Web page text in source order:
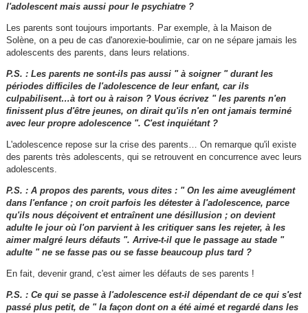
l'adolescent mais aussi pour le psychiatre ?
Les parents sont toujours importants. Par exemple, à la Maison de
Solène, on a peu de cas d'anorexie-boulimie, car on ne sépare jamais les
adolescents des parents, dans leurs relations.
P.S. : Les parents ne sont-ils pas aussi " à soigner " durant les
périodes difficiles de l'adolescence de leur enfant, car ils
culpabilisent…à tort ou à raison ? Vous écrivez " les parents n'en
finissent plus d'être jeunes, on dirait qu'ils n'en ont jamais terminé
avec leur propre adolescence ". C'est inquiétant ?
L'adolescence repose sur la crise des parents… On remarque qu'il existe
des parents très adolescents, qui se retrouvent en concurrence avec leurs
adolescents.
P.S. : A propos des parents, vous dites : " On les aime aveuglément
dans l'enfance ; on croit parfois les détester à l'adolescence, parce
qu'ils nous déçoivent et entraînent une désillusion ; on devient
adulte le jour où l'on parvient à les critiquer sans les rejeter, à les
aimer malgré leurs défauts ". Arrive-t-il que le passage au stade "
adulte " ne se fasse pas ou se fasse beaucoup plus tard ?
En fait, devenir grand, c'est aimer les défauts de ses parents !
P.S. : Ce qui se passe à l'adolescence est-il dépendant de ce qui s'est
passé plus petit, de " la façon dont on a été aimé et regardé dans les